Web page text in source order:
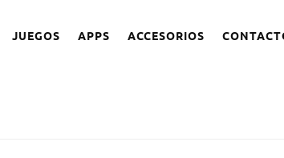
JUEGOS APPS ACCESORIOS